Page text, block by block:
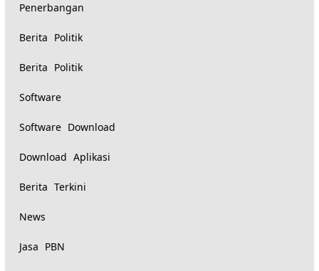
Penerbangan
Berita Politik
Berita Politik
Software
Software Download
Download Aplikasi
Berita Terkini
News
Jasa PBN